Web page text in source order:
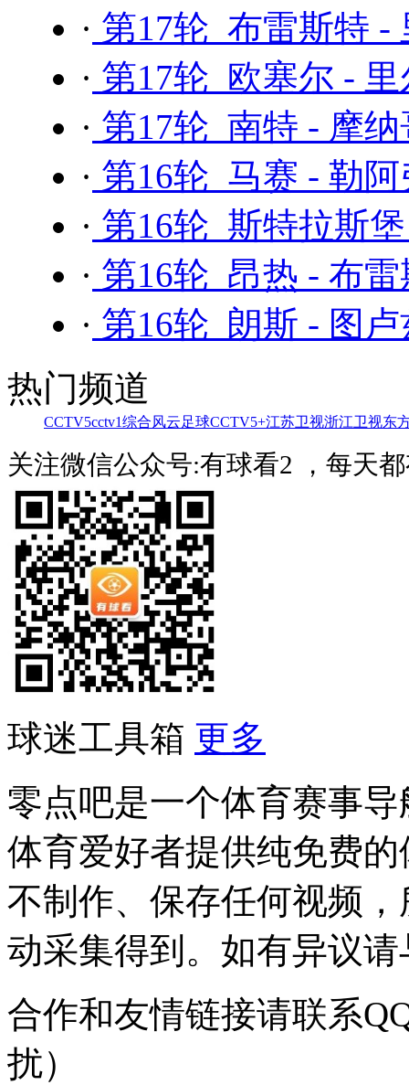
· 第17轮 布雷斯特 -
· 第17轮 欧塞尔 -
· 第17轮 南特 - 摩
· 第16轮 马赛 - 勒
· 第16轮 斯特拉斯
· 第16轮 昂热 - 布
· 第16轮 朗斯 - 图
热门频道
CCTV5cctv1综合风云足球CCTV5+江苏卫视浙江卫视东
关注微信公众号:有球看2 ，每天
球迷工具箱 更多
零点吧是一个体育赛事
体育爱好者提供纯免费
不制作、保存任何视频
动采集得到。如有异议
合作和友情链接请联系
扰）